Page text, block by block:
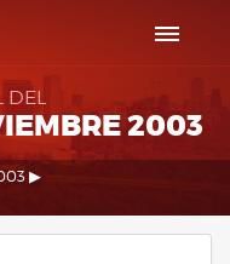
DEL
2003